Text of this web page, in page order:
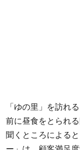
「ゆの里」を訪れ
前に昼食をとられ
聞くところによる